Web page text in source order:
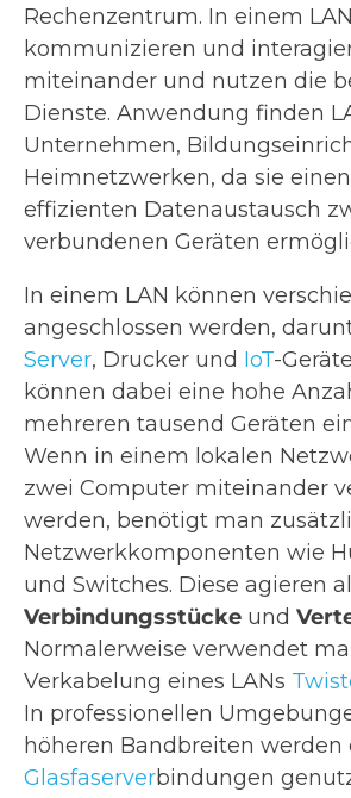
Rechenzentrum. In einem LAN
kommunizieren und
miteinander und nutzen die
Dienste. Anwendung finden
Unternehmen,
Heimnetzwerken, da sie
effizienten Datenaustausch
verbundenen Geräten
In einem LAN können
angeschlossen werden,
Server, Drucker und IoT-
können dabei eine hohe
mehreren tausend Geräten
Wenn in einem lokalen
zwei Computer miteinander
werden, benötigt man
Netzwerkkomponenten wie
und Switches. Diese agieren
Verbindungsstücke und
Normalerweise verwendet
Verkabelung eines LANs
In professionellen
höheren Bandbreiten werden
Glasfaserverbindungen